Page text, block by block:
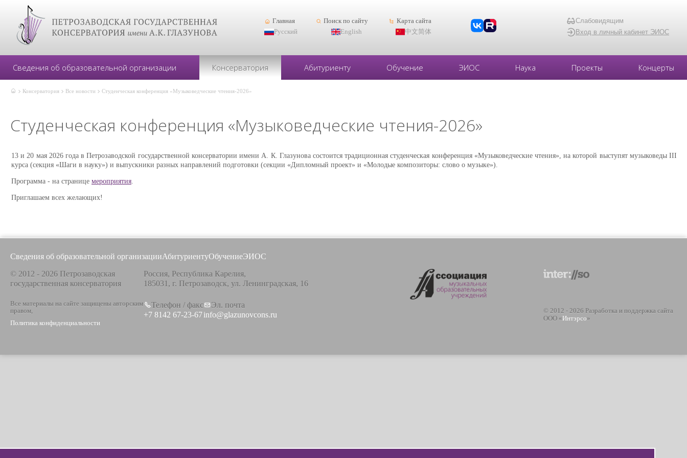
Главная Поиск по сайту
Карта сайта
Русский
English 中文简体
Слабовидящим
Вход в личный кабинет ЭИОС
Сведения об образовательной организации Консерватория Абитуриенту Обучение ЭИОС Наука Проекты Концерты
Консерватория Все новости Студенческая конференция «Музыковедческие чтения-2026»
Студенческая конференция «Музыковедческие чтения-2026»
13 и 20 мая 2026 года в Петрозаводской государственной консерватории имени А. К. Глазунова состоится традиционная студенческая конференция «Музыковедческие чтения», на которой выступят музыковеды III
курса (секция «Шаги в науку») и выпускники разных направлений подготовки (секции «Дипломный проект» и «Молодые композиторы: слово о музыке»).
Программа - на странице мероприятия.
Приглашаем всех желающих!
Сведения об образовательной организацииАбитуриентуОбучениеЭИОС
© 2012 - 2026 Петрозаводская
государственная консерватория
Все материалы на сайте защищены авторским
правом,
Политика конфиденциальности
Россия, Республика Карелия,
185031, г. Петрозаводск, ул. Ленинградская, 16
Телефон / факс
+7 8142 67-23-67
Эл. почта
info@glazunovcons.ru
© 2012 - 2026 Разработка и поддержка сайта
ООО « Интэрсо»